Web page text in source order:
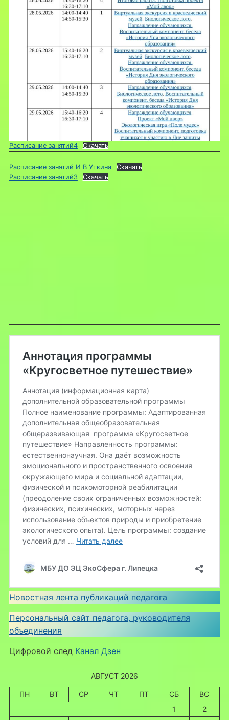
Расписание занятий4 Скачать
Расписание занятий И В Уткина
Скачать
Расписание занятий3
Скачать
Новостная лента публикаций педагога
Персональный сайт педагога, руководителя
объединения
Цифровой след Канал Дзен
АВГУСТ 2026
ПН ВТ СР ЧТ ПТ СБ
ВС
1
2